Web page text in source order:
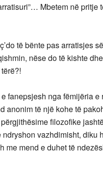
Mbetem në pritje
të bënte pas arratisjes
nëse do të kishte
fanepsjesh nga fëmijëria e
anonim të një kohe të
filozofike
vazhdimisht, diku
me mend e duhet të